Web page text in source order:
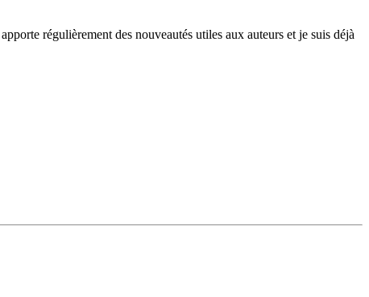
régulièrement des nouveautés utiles aux auteurs et je suis déjà